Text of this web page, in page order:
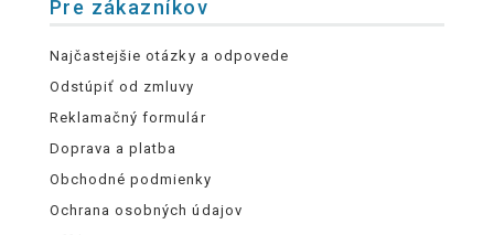
Pre zákazníkov
Najčastejšie otázky a odpovede
Odstúpiť od zmluvy
Reklamačný formulár
Doprava a platba
Obchodné podmienky
Ochrana osobných údajov